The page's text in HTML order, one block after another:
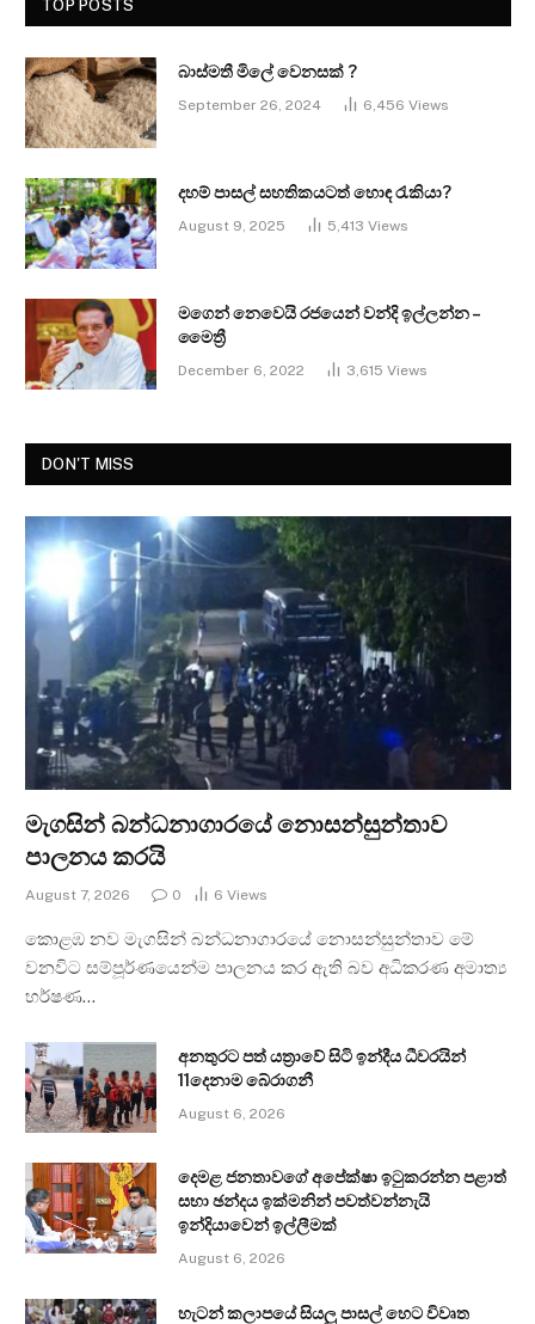
TOP POSTS
බාස්මතී මිලේ වෙනසක් ?
September 26, 2024 6,456 Views
දහම් පාසල් සහතිකයටත් හොඳ රැකියා?
August 9, 2025 5,413 Views
මගෙන් නෙවෙයි රජයෙන් වන්දි ඉල්ලන්න –
මෛත්‍රී
December 6, 2022 3,615 Views
DON'T MISS
මැගසින් බන්ධනාගාරයේ නොසන්සුන්තාව
පාලනය කරයි
August 7, 2026 0 6 Views
කොළඹ නව මැගසින් බන්ධනාගාරයේ නොසන්සුන්තාව මේ
වනවිට සම්පූර්ණයෙන්ම පාලනය කර ඇති බව අධිකරණ අමාත්‍ය
හර්ෂණ…
අනතුරට පත් යත්‍රාවේ සිටි ඉන්දීය ධීවරයින්
11දෙනාම බේරාගනී
August 6, 2026
දෙමළ ජනතාවගේ අපේක්ෂා ඉටුකරන්න පළාත්
සභා ඡන්දය ඉක්මනින් පවත්වන්නැයි
ඉන්දියාවෙන් ඉල්ලීමක්
August 6, 2026
හැටන් කලාපයේ සියලු පාසල් හෙට විවෘත